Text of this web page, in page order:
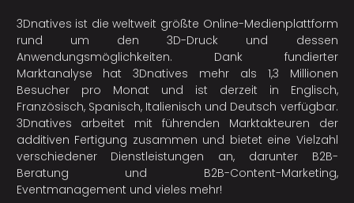
3Dnatives ist die weltweit größte Online-Medienplattform
rund um den 3D-Druck und dessen
Anwendungsmöglichkeiten. Dank fundierter
Marktanalyse hat 3Dnatives mehr als 1,3 Millionen
Besucher pro Monat und ist derzeit in Englisch,
Französisch, Spanisch, Italienisch und Deutsch verfügbar.
3Dnatives arbeitet mit führenden Marktakteuren der
additiven Fertigung zusammen und bietet eine Vielzahl
verschiedener Dienstleistungen an, darunter B2B-
Beratung und B2B-Content-Marketing,
Eventmanagement und vieles mehr!